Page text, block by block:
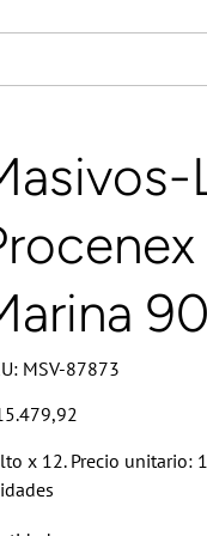
SKU
MSV-
MSV-87873
x 12. Precio unitario: